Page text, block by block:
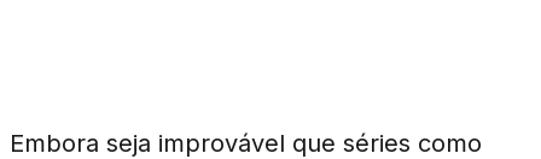
Embora seja improvável que séries como